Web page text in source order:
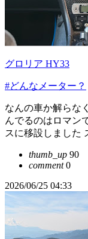
グロリア HY33
#どんなメーター？
なんの車か解らな
んでるのはロマン
スに移設しました
thumb_up 90
comment0
2026/06/25 04:33